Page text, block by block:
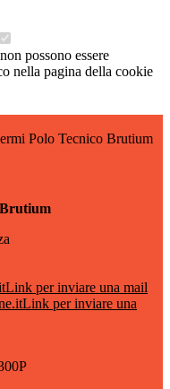
possono essere
nella pagina della cookie
Polo Tecnico Brutium
Link per inviare una mail
Link per inviare una